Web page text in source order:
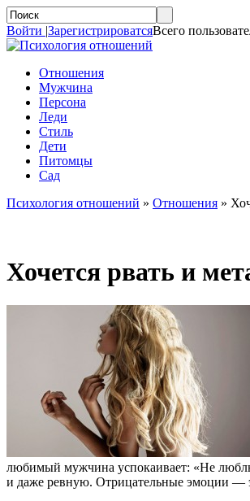
Войти |ЗарегистрироватсяВсего
Отношения
Мужчина
Персона
Леди
Стиль
Дети
Питомцы
Сад
Психология отношений » Отношения »
Хочется рвать и
любимый мужчина успокаивает: «Не
и даже ревную. Отрицательные эмоции —